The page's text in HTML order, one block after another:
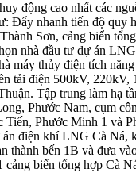
động cao nhất các
Đẩy nhanh tiến độ quy
Sơn, cảng biển
nhà đầu tư dự án
máy thủy điện tích
tải điện 500kV, 220kV,
Tập trung làm hạ
Phước Nam, cụm
Tiến, Phước Minh 1 và
án điện khí LNG Cà Ná,
thành bến 1B và đưa
cảng biển tổng hợp Cà